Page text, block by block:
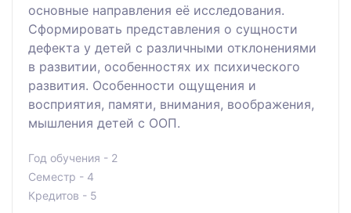
основные направления её исследования.
Сформировать представления о сущности
дефекта у детей с различными отклонениями
в развитии, особенностях их психического
развития. Особенности ощущения и
восприятия, памяти, внимания, воображения,
мышления детей с ООП.
Год обучения - 2
Семестр - 4
Кредитов - 5